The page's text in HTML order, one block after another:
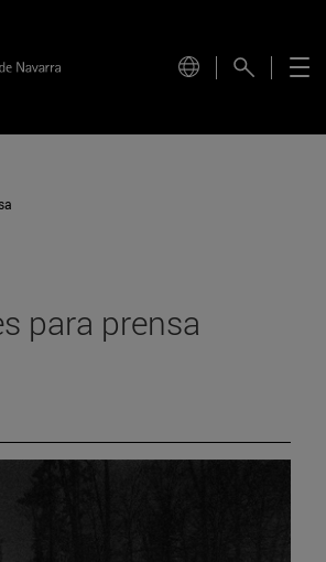
para prensa